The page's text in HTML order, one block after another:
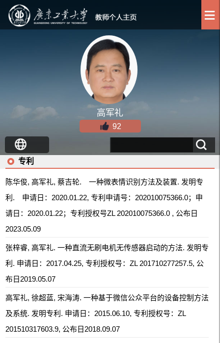
高军礼
92
专利
陈华俊, 高军礼, 蔡吉轮. 一种微表情识别方法及装置. 发明专
利. 申请日：2020.01.22, 专利申请号：202010075366.0；申
请日：2020.01.22；专利授权号ZL 202010075366.0 , 公布日
2023.05.09
张梓睿, 高军礼. 一种直流无刷电机无传感器启动的方法. 发明专
利. 申请日：2017.04.25, 专利授权号：ZL 201710277257.5, 公
布日2019.05.07
高军礼, 徐超蓝, 宋海涛. 一种基于微信公众平台的设备控制方法
及系统. 发明专利. 申请日：2015.06.10, 专利授权号：ZL
201510317603.9, 公布日2018.09.07